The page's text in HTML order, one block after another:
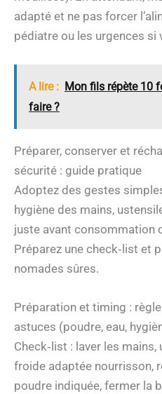
adapté et ne pas forcer
pédiatre ou les urgences si
A lire : Mon fils répète 10
faire ?
Préparer, conserver et
sécurité : guide pratique
Adoptez des gestes
hygiène des mains,
juste avant consommation
Préparez une check‑list et
nomades sûres.
Préparation et timing :
astuces (poudre, eau,
Check‑list : laver les
froide adaptée nourrisson,
poudre indiquée, fermer la